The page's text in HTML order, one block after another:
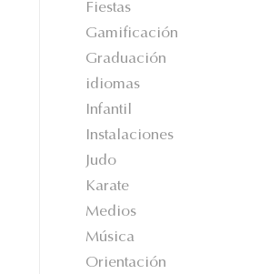
Fiestas
Gamificación
Graduación
idiomas
Infantil
Instalaciones
Judo
Karate
Medios
Música
Orientación